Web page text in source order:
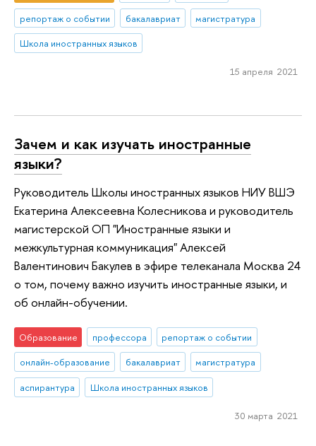
репортаж о событии
бакалавриат
магистратура
Школа иностранных языков
15 апреля 2021
Зачем и как изучать иностранные
языки?
Руководитель Школы иностранных языков НИУ ВШЭ
Екатерина Алексеевна Колесникова и руководитель
магистерской ОП "Иностранные языки и
межкультурная коммуникация" Алексей
Валентинович Бакулев в эфире телеканала Москва 24
о том, почему важно изучить иностранные языки, и
об онлайн-обучении.
Образование профессора
репортаж о событии
онлайн-образование
бакалавриат
магистратура
аспирантура
Школа иностранных языков
30 марта 2021